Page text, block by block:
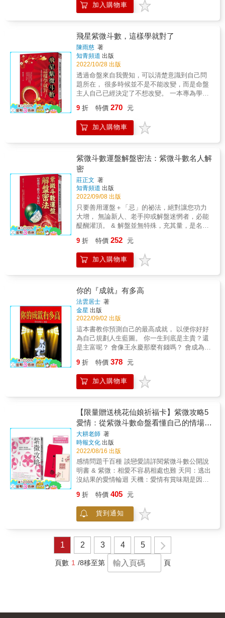
酸的！ 多數的運勢預測書都是「以一應百」的
有一張自己專屬的命盤、有自己的運道。本書
教你一套看懂流年命盤的基本功夫，你才會真
的知道自己有沒有可能發大財生小孩。 & 2.整
合實戰技巧！加碼教你用本命盤的命宮主星推
算流年運勢 本書以2023年流年盤舉例，學習時
更有方向，而且很快就能驗證！讀者可以從
2023年星曜的四化以及命盤上祿、羊、陀的位
置，對應宮位的意涵後，練習解讀整體運勢，
更能藉由本命盤命宮主星的特質推斷出各種細
整體運勢 除了教你看懂自己命盤的流年運勢，
本書亦有大耕老師與琥珀老師對於2023年十四
顆主星流年運勢分析和月運提醒可以盡情服
用！ & ‧2023年社會的整體運勢走向 ‧2023年流
年星曜運勢預測 ‧2023年四大季度與每月運勢提
醒 &
在字裡行間 4、&& &其中蘇東坡命盤，屬翻案
陽，無謂悲哀 誰都會有面對痛苦的時候，誰都
會有面對生活的無奈，讀完本書，您就會明
加入購物車
飛星紫微斗數，這樣學就對了
陳雨慈 著
知青頻道 出版
2022/10/28 出版
透過命盤來自我覺知，可以清楚意識到自己問
題所在， 很多時候並不是不能改變，而是命盤
主人自己已經決定了不想改變。 一本專為學不
我，為什麼覺得我說的紫微斗數更像心理輔導
呢？ 相信大家一定會對心理學跟紫微斗數為什
麼可以並論產生疑問？ 在我的體悟與理解當
動念進而行動產生結果，每個行為之下都隱藏
著動機，我試著把這些心理學觀念冠在命盤中
去理解解析，也經過深思、印證，才能轉化為
智慧融入腦海中。 所有顯露在外的情緒都只是
冰山一角，更大的危機是隱藏在冰山底下最深
自於潛意識，我們看到的一切表面，有可能都
只是假象而已。 讓我更深信心理學跟命理學是
可以相輔相成，更可以利用心理學來輔佐命理
讓更多人來一起瞭解人性層面，在推理命盤過
9 折 特價 270 元
加入購物車
紫微斗數運盤解盤密法：紫微斗數名人解
密
莊正文 著
知青頻道 出版
2022/09/08 出版
只要善用運盤＋「忌」的祕法，絕對讓您功力
大增， 無論新人、老手抑或解盤迷惘者，必能
醍醐灌頂。 & 解盤並無特殊，充其量，是名熟
望、聞、問、切本事，方能順命推敲、依運解
套。 & 然命、醫專業迥異，斗師答覆症狀、起
因，絕無用藥本事。況且論命推運，解決方法
其他的一概不通。 & 如果透過分析，外加閱
歷，給點心理建設未嘗不行，只是運程能否更
動？仍要借助命主的意志、調控。宮位是症、
星主是因，想瞭解問題的癥結，星、宮、象的
熟悉不好忽略。可惜原需要斗師製盤、解盤的
面紗，逐漸被科技取代。現在只要按按手機、
敲敲電腦鍵盤，任何命盤、飛星、四化，網路
上都有資料能查。 & 筆者先前拙作《大師不傳
的紫微斗數密碼》，也有基本星、宮、象佈
選擇參考，至於運盤的妙用，則要透過本書闡
述。 &
9 折 特價 252 元
加入購物車
你的『成就』有多高
法雲居士 著
金星 出版
2022/09/02 出版
這本書教你預測自己的最高成就， 以便你好好
為自己規劃人生藍圖。 你一生到底是主貴？還
是主富呢？ 會像王永慶那麼有錢嗎？ 會成為世
看！ 不甘心默默無聞的人一定要看！ 你的前程
如花似錦，還有一線曙光， 要你自己來打開！
人生契機就在這裡！ 法雲老師積40年之經驗，
9 折 特價 378 元
加入購物車
【限量贈送桃花仙娘祈福卡】紫微攻略5
愛情：從紫微斗數命盤看懂自己的情場攻
略！
大耕老師 著
時報文化 出版
2022/08/16 出版
感情問題千百種 談戀愛請詳閱紫微斗數公開說
明書 & 紫微：相愛不容易相處也難 天同：逃出
沒結果的愛情輪迴 天機：愛情有賞味期是因為
完 廉貞：他是對的人嗎？ 太陰：你與婚姻最近
的距離 擎羊：沒有相愛何來傷害？ 武曲：給我
一顆文曲星 巨門：愛情有備無患 武殺：憑實力
用命盤解析情路上的風雨， 紫微斗數研究者、
感情鬼打牆者必讀── & ★限量贈送桃花仙娘祈
福卡 桃花仙娘是華人文化圈中桃花信仰的起
源。我們現在常說的「有桃花就有姻緣、有桃
9 折 特價 405 元
貨到通知
1 2 3 4 5
頁數 1 /8移至第 頁